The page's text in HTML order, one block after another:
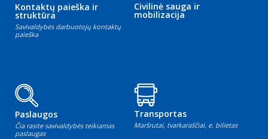
Kontaktų paieška ir
struktūra
Savivaldybės darbuotojų kontaktų
paieška
Civilinė sauga ir
mobilizacija
Paslaugos
Čia rasite savivaldybės teikiamas
paslaugas
Transportas
Maršrutai, tvarkaraščiai, e. bilietas